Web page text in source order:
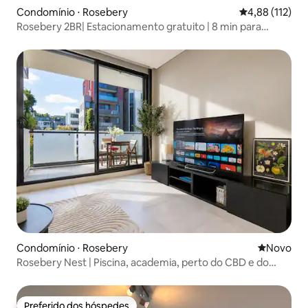
Condomínio ⋅ Rosebery 4,88 de uma
4,88 (112)
Rosebery 2BR| Estacionamento gratuito | 8 min para
Condomínio ⋅ Rosebery Novo
Novo
Rosebery Nest | Piscina, academia, perto do CBD e do